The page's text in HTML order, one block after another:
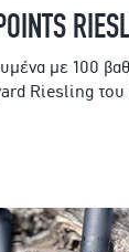
με 100
Riesling του